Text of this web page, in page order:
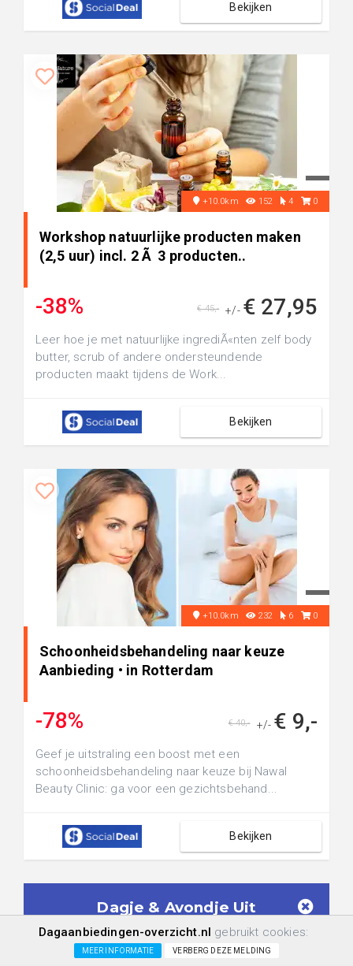
Bekijken
+10.0km 152 4 0
Workshop natuurlijke producten maken
(2,5 uur) incl. 2 Ã 3 producten..
-38% +/- € 27,95
€ 45,-
Leer hoe je met natuurlijke ingrediÃ«nten zelf body
butter, scrub of andere ondersteundende
producten maakt tijdens de Work...
Bekijken
+10.0km 232 6 0
Schoonheidsbehandeling naar keuze
Aanbieding • in Rotterdam
-78% +/- € 9,-
€ 40,-
Geef je uitstraling een boost met een
schoonheidsbehandeling naar keuze bij Nawal
Beauty Clinic: ga voor een gezichtsbehand...
Bekijken
Dagje & Avondje Uit
Aanbiedingen in je mailbox!
Geen spam meer. Ontvang alléénDagje &
Dagaanbiedingen-overzicht.nl gebruikt cookies:
MEER INFORMATIE VERBERG DEZE MELDING